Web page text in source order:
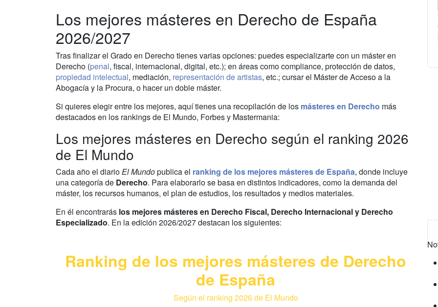
Los mejores másteres en Derecho de España
2026/2027
Tras finalizar el Grado en Derecho tienes varias opciones: puedes especializarte con un máster en
Derecho (penal, fiscal, internacional, digital, etc.); en áreas como compliance, protección de datos,
propiedad intelectual, mediación, representación de artistas, etc.; cursar el Máster de Acceso a la
Abogacía y la Procura, o hacer un doble máster.
Si quieres elegir entre los mejores, aquí tienes una recopilación de los másteres en Derecho más
destacados en los rankings de El Mundo, Forbes y Mastermania:
Los mejores másteres en Derecho según el ranking 2026
de El Mundo
Cada año el diarioEl Mundopublica el ranking de los mejores másteres de España, donde incluye
una categoría de Derecho. Para elaborarlo se basa en distintos indicadores, como la demanda del
máster, los recursos humanos, el plan de estudios, los resultados y medios materiales.
En él encontrarás los mejores másteres en Derecho Fiscal, Derecho Internacional y Derecho
Especializado. En la edición 2026/2027 destacan los siguientes:
Ranking de los mejores másteres de Derecho
de España
Según el ranking 2026 de El Mundo